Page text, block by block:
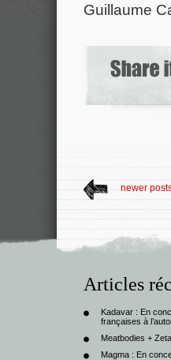
Guillaume
newer
Articles
Kadavar : En
françaises à
Meatbodies +
Magma : En